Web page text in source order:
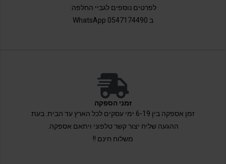
לפרטים נוספים לגביי החלפה:
ב 0547174490 WhatsApp
זמני הספקה
זמן אספקה בין 6-19 ימי עסקים לכל הארץ עד הבית. בעת
ההגעה שליח יצור קשר טלפוני ויתאם אספקה.
משלוח חינם !!